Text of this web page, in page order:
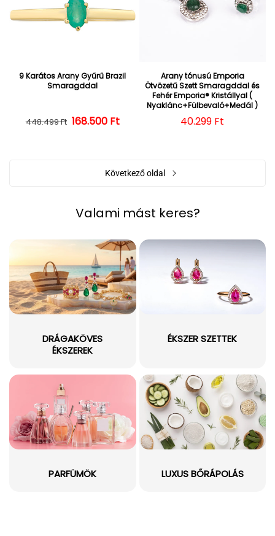
9 Karátos Arany Gyűrű Brazil
Smaragddal
Normál ár
448.499 Ft Kedvezményes ár
168.500 Ft
Arany tónusú Emporia
Ötvözetű Szett Smaragddal és
Fehér Emporia® Kristállyal (
Nyaklánc+Fülbevaló+Medál )
Normál ár
40.299 Ft
Következő oldal
Valami mást keres?
DRÁGAKÖVES
ÉKSZEREK
ÉKSZER SZETTEK
PARFÜMÖK LUXUS BŐRÁPOLÁS